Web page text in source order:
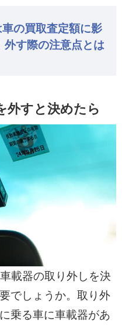
の買取査定額に影
外す際の注意点とは
外すと決めたら
載器の取り外しを決
でしょうか。取り外
乗る車に車載器があ